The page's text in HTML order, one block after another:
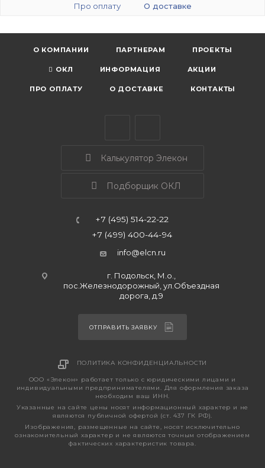
Про оплату О доставке
О КОМПАНИИ ПАРТНЕРАМ ПРОЕКТЫ
ОКЛ ИНФОРМАЦИЯ АКЦИИ
ПРО ОПЛАТУ О ДОСТАВКЕ КОНТАКТЫ
Калькулятор Элекон
Подборщик ОКЛ
+7 (495) 514-22-22
+7 (499) 400-44-94
info@elcn.ru
г. Подольск, М.о.,
пос.Железнодорожный, ул.Объездная
дорога, д.9
ОТПРАВИТЬ ЗАЯВКУ
ПОЛИТИКА КОНФИДЕНЦИАЛЬНОСТИ
ООО «Элекон» работает только с юридическими лицами и
индивидуальными предпринимателями. Для оформления заказа
необходим ваш ИНН.
Указанные на сайте цены носят информационный характер и не
являются публичной офертой (ст. 437 ГК РФ).
Изображения, размещенные на сайте, носят исключительно
ознакомительный характер и не являются точным отображением
фактических характеристик товара.